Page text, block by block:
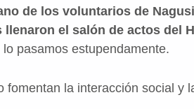
de los voluntarios de
el salón de actos del
pasamos estupendamente.
fomentan la interacción social y